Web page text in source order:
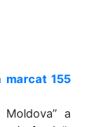
marcat 155
a